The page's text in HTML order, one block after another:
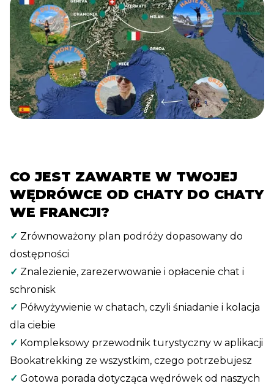
CO JEST ZAWARTE W TWOJEJ
WĘDRÓWCE OD CHATY DO CHATY
WE FRANCJI?
✓ Zrównoważony plan podróży dopasowany do
dostępności
✓ Znalezienie, zarezerwowanie i opłacenie chat i
schronisk
✓ Półwyżywienie w chatach, czyli śniadanie i kolacja
dla ciebie
✓ Kompleksowy przewodnik turystyczny w aplikacji
Bookatrekking ze wszystkim, czego potrzebujesz
✓ Gotowa porada dotycząca wędrówek od naszych